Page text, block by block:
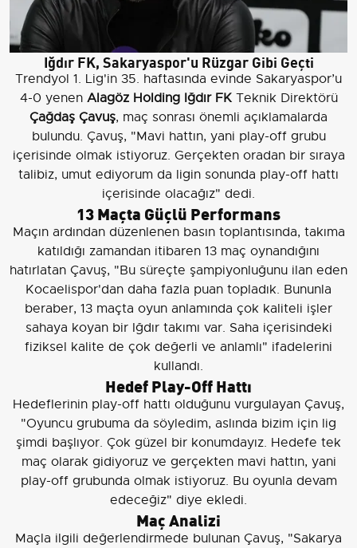
Iğdır FK, Sakaryaspor'u Rüzgar Gibi Geçti
Trendyol 1. Lig'in 35. haftasında evinde Sakaryaspor’u
4-0 yenen Alagöz Holding Iğdır FKTeknik Direktörü
Çağdaş Çavuş, maç sonrası önemli açıklamalarda
bulundu. Çavuş, "Mavi hattın, yani play-off grubu
içerisinde olmak istiyoruz. Gerçekten oradan bir sıraya
talibiz, umut ediyorum da ligin sonunda play-off hattı
içerisinde olacağız" dedi.
13 Maçta Güçlü Performans
Maçın ardından düzenlenen basın toplantısında, takıma
katıldığı zamandan itibaren 13 maç oynandığını
hatırlatan Çavuş, "Bu süreçte şampiyonluğunu ilan eden
Kocaelispor'dan daha fazla puan topladık. Bununla
beraber, 13 maçta oyun anlamında çok kaliteli işler
sahaya koyan bir Iğdır takımı var. Saha içerisindeki
fiziksel kalite de çok değerli ve anlamlı" ifadelerini
kullandı.
Hedef Play-Off Hattı
Hedeflerinin play-off hattı olduğunu vurgulayan Çavuş,
"Oyuncu grubuma da söyledim, aslında bizim için lig
şimdi başlıyor. Çok güzel bir konumdayız. Hedefe tek
maç olarak gidiyoruz ve gerçekten mavi hattın, yani
play-off grubunda olmak istiyoruz. Bu oyunla devam
edeceğiz" diye ekledi.
Maç Analizi
Maçla ilgili değerlendirmede bulunan Çavuş, "Sakarya